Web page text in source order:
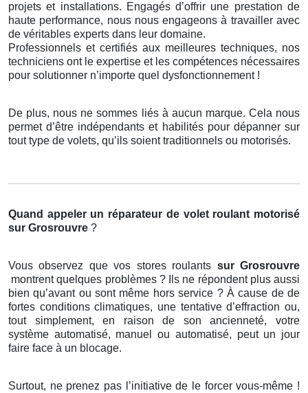
projets et installations. Engagés d’offrir une prestation de
haute performance, nous nous engageons à travailler avec
de véritables experts dans leur domaine.
Professionnels et certifiés aux meilleures techniques, nos
techniciens ont le expertise et les compétences nécessaires
pour solutionner n’importe quel dysfonctionnement !
De plus, nous ne sommes liés à aucun marque. Cela nous
permet d’être indépendants et habilités pour dépanner sur
tout type de volets, qu’ils soient traditionnels ou motorisés.
Quand appeler un réparateur de volet roulant motorisé
sur Grosrouvre ?
Vous observez que vos stores roulants sur Grosrouvre
montrent quelques problèmes ? Ils ne répondent plus aussi
bien qu’avant ou sont même hors service ? À cause de de
fortes conditions climatiques, une tentative d’effraction ou,
tout simplement, en raison de son ancienneté, votre
système automatisé, manuel ou automatisé, peut un jour
faire face à un blocage.
Surtout, ne prenez pas l’initiative de le forcer vous-même !